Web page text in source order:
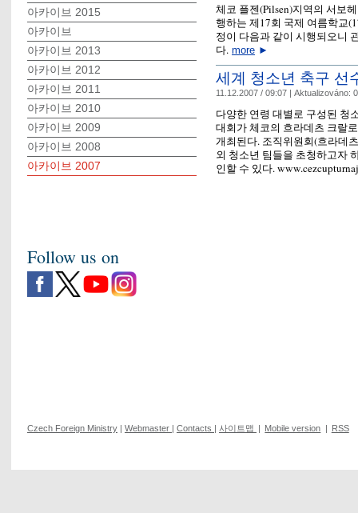
체코 플젠(Pilsen)지역의 서보
행하는 제17회 국제 여름학교
정이 다음과 같이 시행되오니
다. more ►
세계 청소년 축구 선
11.12.2007 / 09:07 | Aktualizováno:
다양한 연령 대별로 구성된 청
대회가 체코의 흐라데츠 크랄
개최된다. 조직위원회(흐라데
외 청소년 팀들을 초청하고자
인할 수 있다.
아카이브 2015
아카이브
아카이브 2013
아카이브 2012
아카이브 2011
아카이브 2010
아카이브 2009
아카이브 2008
아카이브 2007
Follow us on
Czech Foreign Ministry | Webmaster | Contacts | 사이트맵 | Mobile version | RSS